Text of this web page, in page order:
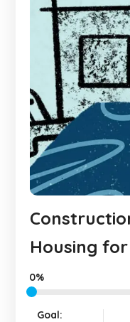
Housing
0%
Goal: